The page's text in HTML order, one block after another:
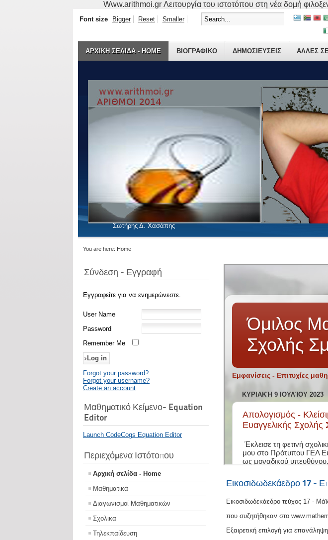
Www.arithmoi.gr Λειτουργία του ιστοτόπου στη νέα δομή
Σωτήρης Δ. Χασάπης
ΑΡΧΙΚΗ ΣΕΛΙΔΑ - HOME ΒΙΟΓΡΑΦΙΚO ΔΗΜΟΣΙΕΥΣΕΙΣ ΑΛΛΕΣ
Font size Bigger Reset Smaller
You are here: Home
Σύνδεση - Εγγραφή
Εγγραφείτε για να ενημερώνεστε.
User Name
Password
Remember Me
Forgot your password?
Forgot your username?
Create an account
Μαθηματικό Κείμενο- Equation
Editor
Launch CodeCogs Equation Editor
Περιεχόμενα Ιστότοπου
Αρχική σελίδα - Home
Μαθηματικά
Διαγωνισμοί Μαθηματικών
Σχολικα
Τηλεκπαίδευση
Εικοσιδωδεκάεδρο 17 -
Εικοσιδωδεκάεδρο τεύχος 17 -
που συζητήθηκαν στο
Εξαιρετική επιλογή για